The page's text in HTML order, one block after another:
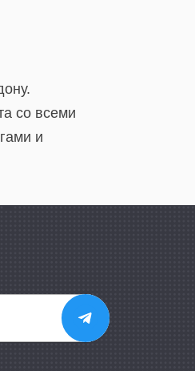
со всеми
и